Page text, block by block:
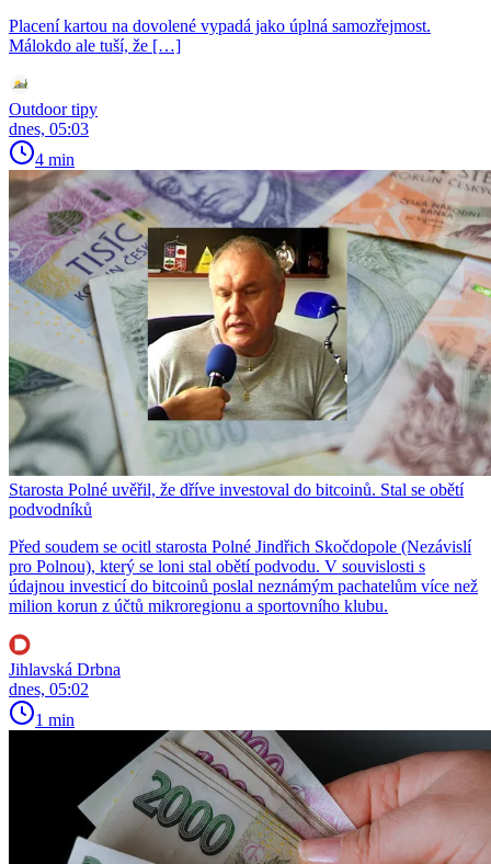
Placení kartou na dovolené vypadá jako úplná samozřejmost.
Málokdo ale tuší, že […]
Outdoor tipy
dnes, 05:03
4 min
Starosta Polné uvěřil, že dříve investoval do bitcoinů. Stal se obětí
podvodníků
Před soudem se ocitl starosta Polné Jindřich Skočdopole (Nezávislí
pro Polnou), který se loni stal obětí podvodu. V souvislosti s
údajnou investicí do bitcoinů poslal neznámým pachatelům více než
milion korun z účtů mikroregionu a sportovního klubu.
Jihlavská Drbna
dnes, 05:02
1 min